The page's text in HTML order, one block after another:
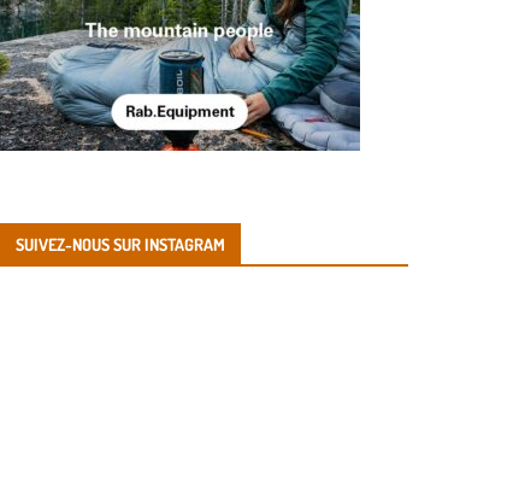
SUIVEZ-NOUS SUR INSTAGRAM